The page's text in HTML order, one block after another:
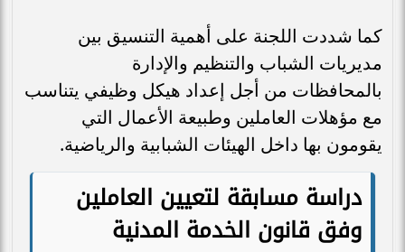
كما شددت اللجنة على أهمية التنسيق بين
مديريات الشباب والتنظيم والإدارة
بالمحافظات من أجل إعداد هيكل وظيفي يتناسب
مع مؤهلات العاملين وطبيعة الأعمال التي
يقومون بها داخل الهيئات الشبابية والرياضية.
دراسة مسابقة لتعيين العاملين
وفق قانون الخدمة المدنية